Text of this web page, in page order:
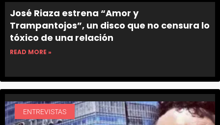
José Riaza estrena “Amor y
Trampantojos”, un disco que no censura lo
tóxico de una relación
READ MORE »
ENTREVISTAS